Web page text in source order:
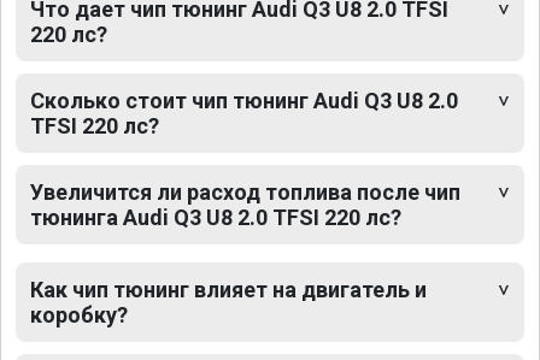
Что дает чип тюнинг Audi Q3 U8 2.0 TFSI
220 лс?
Сколько стоит чип тюнинг Audi Q3 U8 2.0
TFSI 220 лс?
Увеличится ли расход топлива после чип
тюнинга Audi Q3 U8 2.0 TFSI 220 лс?
Как чип тюнинг влияет на двигатель и
коробку?